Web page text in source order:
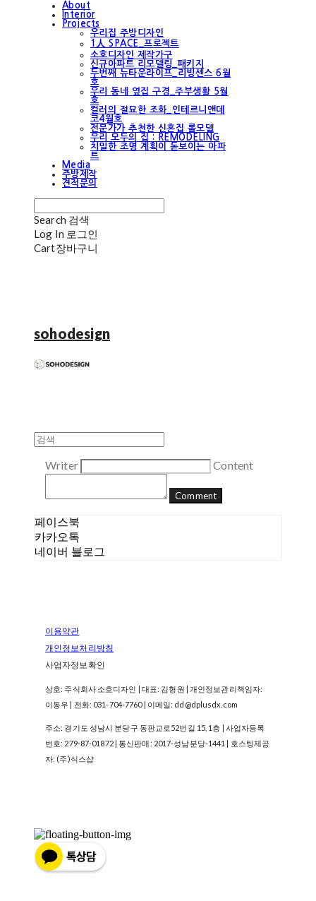
About
Interior
Projects
우리집 주방디자인
1人 SPACE_프로젝트
소호디자인 제작가구
신규아파트 리모델링_패키지
두번째 뉴타운라이프_리빙센스 6월
호
우리 동네 옆집 구경_주부생활 5월
호
컬러의 절묘한 조화_인테르니앤데
코4월호
전문가가 추천한 신혼집 롤모델
우리 모두의 집 : REMODELING
치밀한 조명 계획이 돋보이는 아파
트
Media
주방제작
견적문의
Search 검색
Log In 로그인
Cart장바구니
sohodesign
Writer Content
Comment
페이스북
카카오톡
네이버 블로그
이용약관
개인정보처리방침
사업자정보확인
상호: 주식회사 소호디자인 | 대표: 김형원 | 개인정보관리책임자:
이동우 | 전화: 031-704-7760 | 이메일: dd@dplusdx.com
주소: 경기도 성남시 분당구 동판교로52번길 15, 1층 | 사업자등록
번호: 279-87-01872| 통신판매: 2017-성남분당-1441 | 호스팅제공
자: (주)식스샵